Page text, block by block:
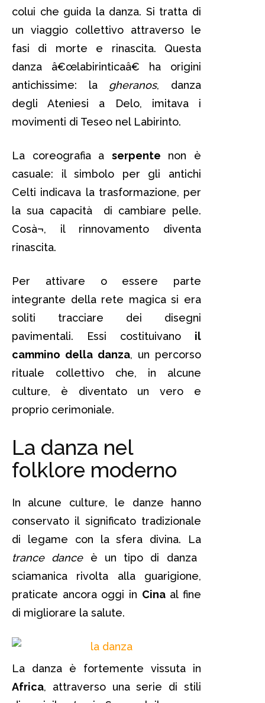
colui che guida la danza. Si tratta di
un viaggio collettivo attraverso le
fasi di morte e rinascita. Questa
danza â€œlabirinticaâ€ ha origini
antichissime: la gheranos, danza
degli Ateniesi a Delo, imitava i
movimenti di Teseo nel Labirinto.
La coreografia a serpente non è
casuale: il simbolo per gli antichi
Celti indicava la trasformazione, per
la sua capacità di cambiare pelle.
Cosà¬, il rinnovamento diventa
rinascita.
Per attivare o essere parte
integrante della rete magica si era
soliti tracciare dei disegni
pavimentali. Essi costituivano il
cammino della danza, un percorso
rituale collettivo che, in alcune
culture, è diventato un vero e
proprio cerimoniale.
La danza nel
folklore moderno
In alcune culture, le danze hanno
conservato il significato tradizionale
di legame con la sfera divina. La
trance danceè un tipo di danza
sciamanica rivolta alla guarigione,
praticate ancora oggi in Cinaal fine
di migliorare la salute.
La danza è fortemente vissuta in
Africa, attraverso una serie di stili